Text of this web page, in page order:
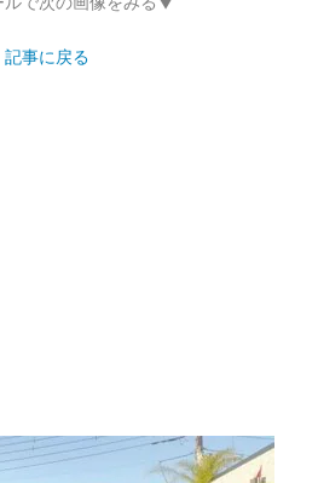
記事に戻る